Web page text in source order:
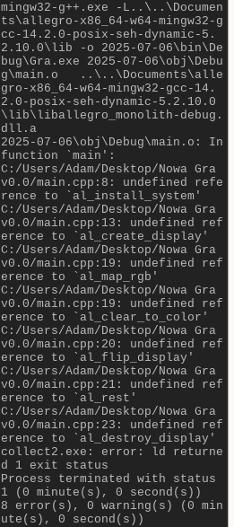
mingw32-g++.exe -L..\..\Documen
ts\allegro-x86_64-w64-mingw32-g
cc-14.2.0-posix-seh-dynamic-5.
2.10.0\lib -o 2025-07-06\bin\De
bug\Gra.exe 2025-07-06\obj\Debu
g\main.o ..\..\Documents\alle
gro-x86_64-w64-mingw32-gcc-14.
2.0-posix-seh-dynamic-5.2.10.0
\lib\liballegro_monolith-debug.
dll.a
2025-07-06\obj\Debug\main.o: In
function `main':
C:/Users/Adam/Desktop/Nowa Gra
v0.0/main.cpp:8: undefined refe
rence to `al_install_system'
C:/Users/Adam/Desktop/Nowa Gra
v0.0/main.cpp:13: undefined ref
erence to `al_create_display'
C:/Users/Adam/Desktop/Nowa Gra
v0.0/main.cpp:19: undefined ref
erence to `al_map_rgb'
C:/Users/Adam/Desktop/Nowa Gra
v0.0/main.cpp:19: undefined ref
erence to `al_clear_to_color'
C:/Users/Adam/Desktop/Nowa Gra
v0.0/main.cpp:20: undefined ref
erence to `al_flip_display'
C:/Users/Adam/Desktop/Nowa Gra
v0.0/main.cpp:21: undefined ref
erence to `al_rest'
C:/Users/Adam/Desktop/Nowa Gra
v0.0/main.cpp:23: undefined ref
erence to `al_destroy_display'
collect2.exe: error: ld returne
d 1 exit status
Process terminated with status
1 (0 minute(s), 0 second(s))
8 error(s), 0 warning(s) (0 min
ute(s), 0 second(s))